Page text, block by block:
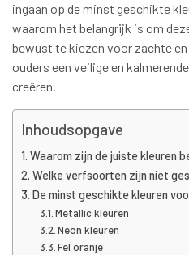
ingaan op de minst geschikte
waarom het belangrijk is om
bewust te kiezen voor zachte
ouders een veilige en
creëren.
Inhoudsopgave
Waarom zijn de juiste kleuren
Welke verfsoorten zijn niet
De minst geschikte kleuren
Metallic kleuren
Neon kleuren
Fel oranje